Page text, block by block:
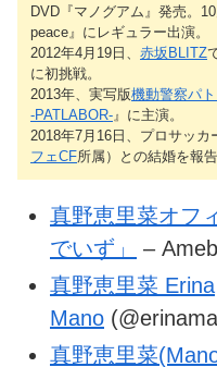
DVD『マノグアム』発売。
peace』にレギュラー出演。
2012年4月19日、 赤坂BLITZ
に初挑戦。
2013年、実写版機動警察パ
-PATLABOR- 』に主演。
2018年7月16日、プロサッカ
フェCF所属）との結婚を報告
真野恵里菜オフ
でいず」
–
真野恵里菜 Erina
Mano
真野恵里菜